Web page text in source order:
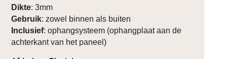
Dikte: 3mm
Gebruik: zowel binnen als buiten
Inclusief: ophangsysteem (ophangplaat aan de
achterkant van het paneel)